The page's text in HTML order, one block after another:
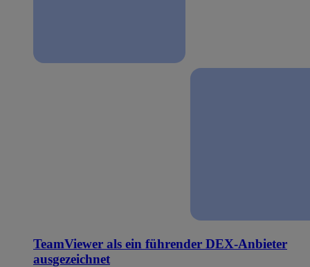
TeamViewer als ein führender DEX-Anbieter
ausgezeichnet